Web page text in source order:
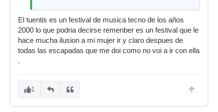
El tuentis es un festival de musica tecno de los años
2000 lo que podria decirse remenber es un festival que le
hace mucha ilusion a mi mujer ir y claro despues de
todas las escapadas que me doi como no voi a ir con ella
.
1